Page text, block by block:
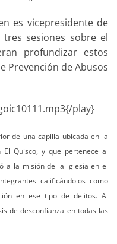
es vicepresidente de
sesiones sobre el
profundizar estos
Prevención de Abusos
play}
de una capilla ubicada en la
Quisco, y que pertenece al
a la misión de la iglesia en el
calificándolos como
en ese tipo de delitos. Al
de desconfianza en todas las